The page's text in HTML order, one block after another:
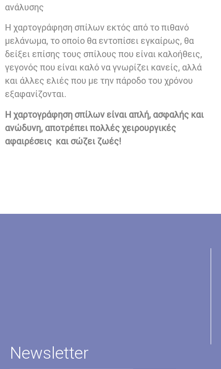
ανάλυσης
Η χαρτογράφηση σπίλων εκτός από το πιθανό
μελάνωμα, το οποίο θα εντοπίσει εγκαίρως, θα
δείξει επίσης τους σπίλους που είναι καλοήθεις,
γεγονός που είναι καλό να γνωρίζει κανείς, αλλά
και άλλες ελιές που με την πάροδο του χρόνου
εξαφανίζονται.
Η χαρτογράφηση σπίλων είναι απλή, ασφαλής και
ανώδυνη, αποτρέπει πολλές χειρουργικές
αφαιρέσεις και σώζει ζωές!
Newsletter